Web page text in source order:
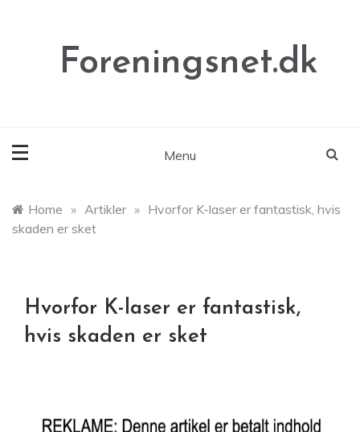
Foreningsnet.dk
Menu
Home » Artikler » Hvorfor K-laser er fantastisk, hvis
skaden er sket
Hvorfor K-laser er fantastisk,
hvis skaden er sket